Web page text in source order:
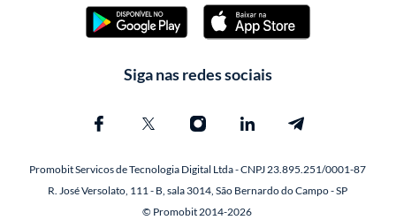
Siga nas redes sociais
Promobit Servicos de Tecnologia Digital Ltda - CNPJ 23.895.251/0001-87
R. José Versolato, 111 - B, sala 3014, São Bernardo do Campo - SP
© Promobit 2014-2026